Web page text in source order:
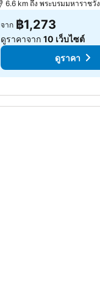
6.6 km ถึง พระบรมมหาราชวัง
จาก ฿1,273
ดูราคาจาก 10 เว็บไซต์
ดูราคา